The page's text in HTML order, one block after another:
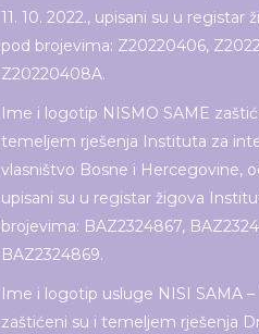
11. 10. 2022., upisani su u registar
pod brojevima: Z20220406,
Z20220408A.
Ime i logotip NISMO SAME
temeljem rješenja Instituta za
vlasništvo Bosne i Hercegovine,
upisani su u registar žigova
brojevima: BAZ2324867,
BAZ2324869.
Ime i logotip usluge NISI SAMA –
zaštićeni su i temeljem rješenja